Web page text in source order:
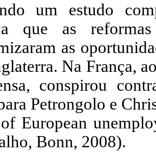
um estudo
que as
as
Na França,
conspirou
Petrongolo e
European
Bonn, 2008).